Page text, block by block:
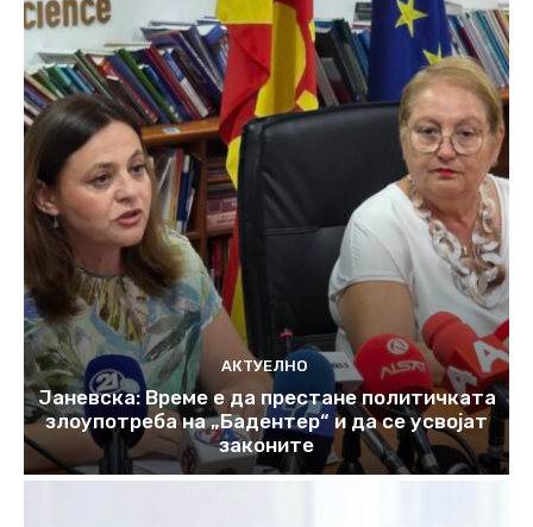
АКТУЕЛНО
Јаневска: Време е да престане политичката
злоупотреба на „Бадентер“ и да се усвојат
законите